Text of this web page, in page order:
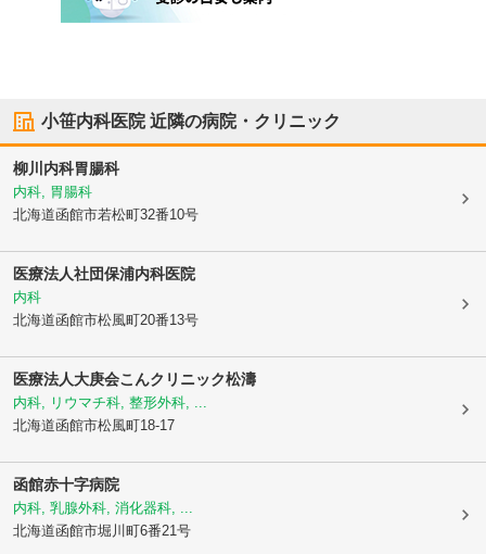
小笹内科医院近隣の病院・クリニック
柳川内科胃腸科
内科, 胃腸科
北海道函館市若松町32番10号
医療法人社団保浦内科医院
内科
北海道函館市松風町20番13号
医療法人大庚会こんクリニック松濤
内科, リウマチ科, 整形外科, ...
北海道函館市松風町18-17
函館赤十字病院
内科, 乳腺外科, 消化器科, ...
北海道函館市堀川町6番21号